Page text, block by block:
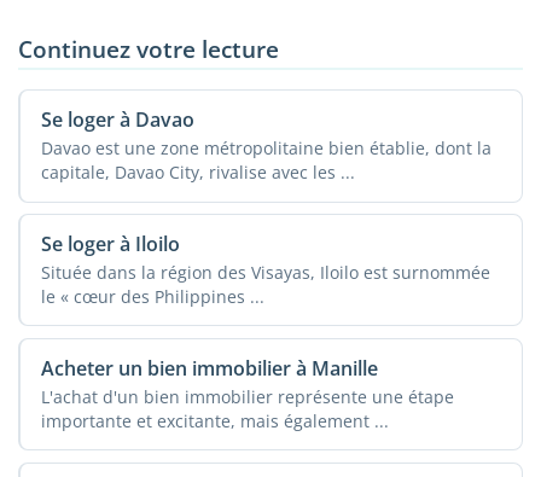
Continuez votre lecture
Se loger à Davao
Davao est une zone métropolitaine bien établie, dont la
capitale, Davao City, rivalise avec les ...
Se loger à Iloilo
Située dans la région des Visayas, Iloilo est surnommée
le « cœur des Philippines ...
Acheter un bien immobilier à Manille
L'achat d'un bien immobilier représente une étape
importante et excitante, mais également ...